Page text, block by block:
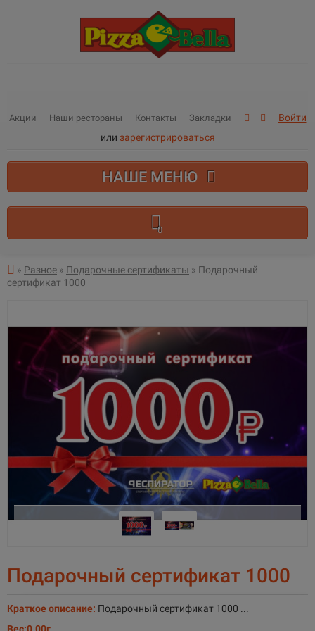
Акции Наши рестораны Контакты Закладки
Войти
или зарегистрироваться
НАШЕ МЕНЮ
0
» Разное » Подарочные сертификаты » Подарочный
сертификат 1000
Подарочный сертификат 1000
Краткое описание: Подарочный сертификат 1000 ...
Вес:0.00г